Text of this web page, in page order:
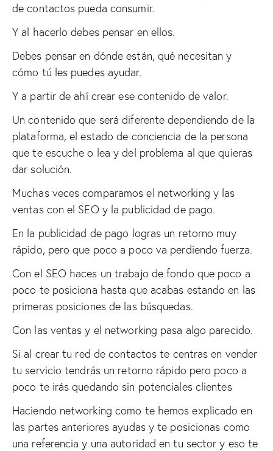
de contactos pueda consumir.
Y al hacerlo debes pensar en ellos.
Debes pensar en dónde están, qué necesitan y
cómo tú les puedes ayudar.
Y a partir de ahí crear ese contenido de valor.
Un contenido que será diferente dependiendo de la
plataforma, el estado de conciencia de la persona
que te escuche o lea y del problema al que quieras
dar solución.
Muchas veces comparamos el networking y las
ventas con el SEO y la publicidad de pago.
En la publicidad de pago logras un retorno muy
rápido, pero que poco a poco va perdiendo fuerza.
Con el SEO haces un trabajo de fondo que poco a
poco te posiciona hasta que acabas estando en las
primeras posiciones de las búsquedas.
Con las ventas y el networking pasa algo parecido.
Si al crear tu red de contactos te centras en vender
tu servicio tendrás un retorno rápido pero poco a
poco te irás quedando sin potenciales clientes
Haciendo networking como te hemos explicado en
las partes anteriores ayudas y te posicionas como
una referencia y una autoridad en tu sector y eso te